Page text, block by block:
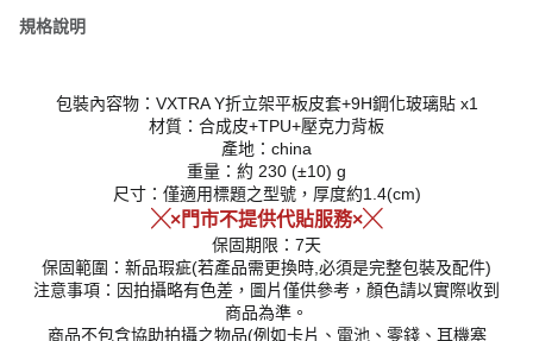
規格說明
包裝內容物：VXTRA Y折立架平板皮套+9H鋼化玻璃貼 x1
材質：合成皮+TPU+壓克力背板
產地：china
重量：約 230 (±10) g
尺寸：僅適用標題之型號，厚度約1.4(cm)
╳×門市不提供代貼服務×╳
保固期限：7天
保固範圍：新品瑕疵(若產品需更換時,必須是完整包裝及配件)
注意事項：因拍攝略有色差，圖片僅供參考，顏色請以實際收到
商品為準。
商品不包含協助拍攝之物品(例如卡片、電池、零錢、耳機塞